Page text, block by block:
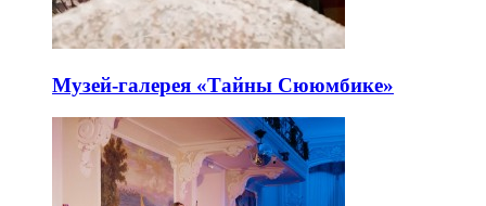
Музей-галерея «Тайны Сююмбике»